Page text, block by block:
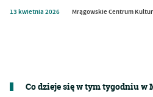
13 kwietnia 2026 Mrągowskie Centrum
Co dzieje się w tym tygodniu w